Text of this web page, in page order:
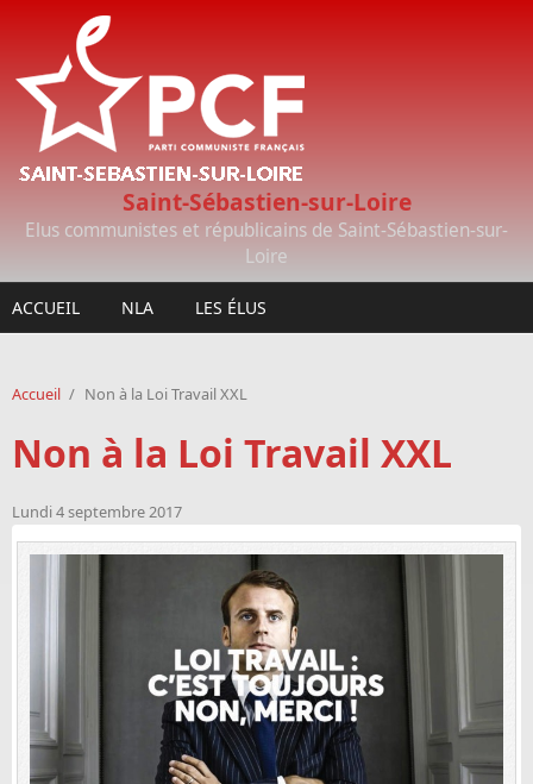
Aller au contenu principal
Saint-Sébastien-sur-Loire
Elus communistes et républicains de Saint-Sébastien-sur-
Loire
ACCUEIL NLA LES ÉLUS
Accueil / Non à la Loi Travail XXL
Non à la Loi Travail XXL
Lundi 4 septembre 2017